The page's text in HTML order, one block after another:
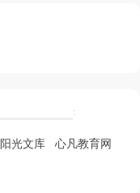
:
阳光文库 心凡教育网